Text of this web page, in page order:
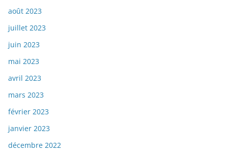
août 2023
juillet 2023
juin 2023
mai 2023
avril 2023
mars 2023
février 2023
janvier 2023
décembre 2022